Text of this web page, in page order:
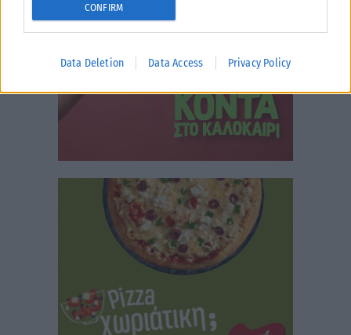
CONFIRM
Data Deletion Data Access Privacy Policy